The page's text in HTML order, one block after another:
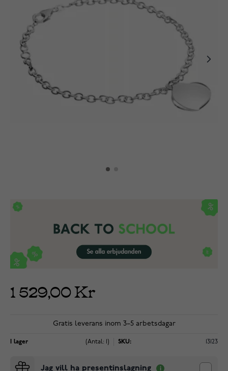
1 529,00 Kr
Gratis leverans inom 3–5 arbetsdagar
I lager (Antal: 1) SKU: 13123
Jag vill ha presentinslagning